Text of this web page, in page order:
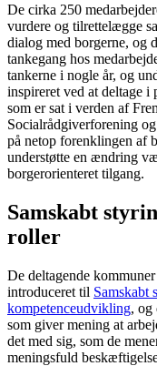
De cirka 250
vurdere og tilrettelægge
dialog med borgerne, og
tankegang hos
tankerne i nogle år, og
inspireret ved at deltage i
som er sat i verden af
Socialrådgiverforening
på netop forenklingen af
understøtte en ændring
borgerorienteret tilgang.
Samskabt
roller
De deltagende
introduceret til Samskabt
kompetenceudvikling, og
som giver mening at
det med sig, som de
meningsfuld